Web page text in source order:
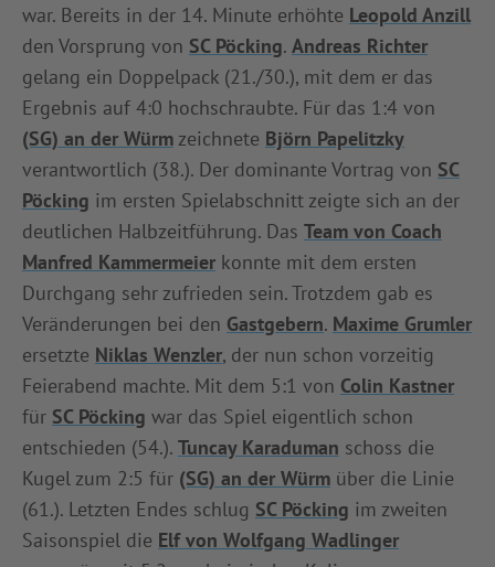
war. Bereits in der 14. Minute erhöhte Leopold Anzill
den Vorsprung von SC Pöcking. Andreas Richter
gelang ein Doppelpack (21./30.), mit dem er das
Ergebnis auf 4:0 hochschraubte. Für das 1:4 von
(SG) an der Würm zeichnete Björn Papelitzky
verantwortlich (38.). Der dominante Vortrag von SC
Pöcking im ersten Spielabschnitt zeigte sich an der
deutlichen Halbzeitführung. Das Team von Coach
Manfred Kammermeier konnte mit dem ersten
Durchgang sehr zufrieden sein. Trotzdem gab es
Veränderungen bei den Gastgebern. Maxime Grumler
ersetzte Niklas Wenzler, der nun schon vorzeitig
Feierabend machte. Mit dem 5:1 von Colin Kastner
für SC Pöcking war das Spiel eigentlich schon
entschieden (54.). Tuncay Karaduman schoss die
Kugel zum 2:5 für (SG) an der Würm über die Linie
(61.). Letzten Endes schlug SC Pöcking im zweiten
Saisonspiel die Elf von Wolfgang Wadlinger